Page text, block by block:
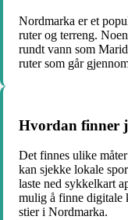
Nordmarka er et
ruter og terreng.
rundt vann som
ruter som går
Hvordan finner
Det finnes ulike
kan sjekke lokale
laste ned sykkelkart
mulig å finne digitale
stier i Nordmarka.